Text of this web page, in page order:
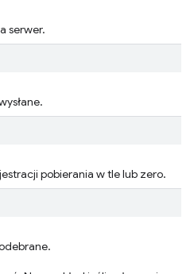
serwer.
pobierania w tle lub zero.